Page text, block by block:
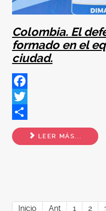
Colombia. El
formado en el
ciudad.
Facebook
Twitter
Share
LEER MÁS...
Inicio Ant 1 2